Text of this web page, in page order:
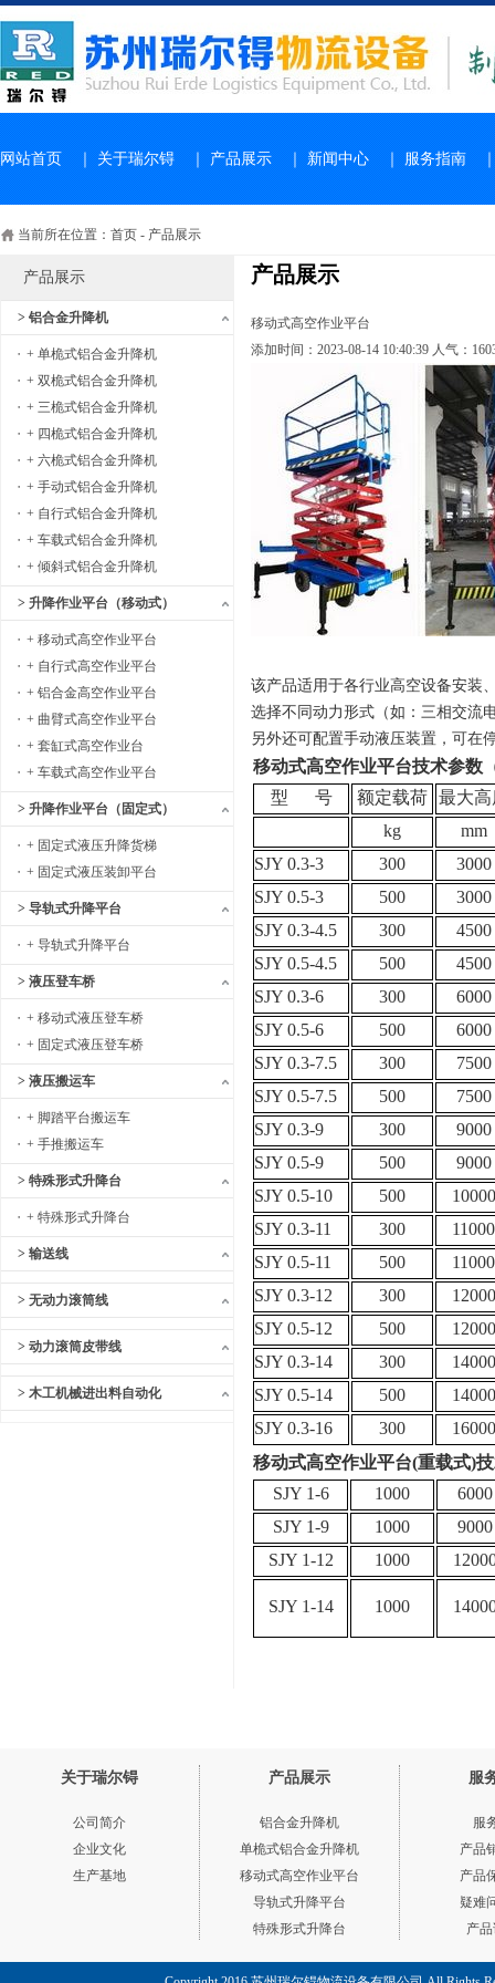
网站首页｜关于瑞尔锝｜产品展示｜新闻中心｜服务指南
当前所在位置： 首页 - 产品展示
产品展示
> 铝合金升降机
+ 单桅式铝合金升降机
+ 双桅式铝合金升降机
+ 三桅式铝合金升降机
+ 四桅式铝合金升降机
+ 六桅式铝合金升降机
+ 手动式铝合金升降机
+ 自行式铝合金升降机
+ 车载式铝合金升降机
+ 倾斜式铝合金升降机
> 升降作业平台（移动式）
+ 移动式高空作业平台
+ 自行式高空作业平台
+ 铝合金高空作业平台
+ 曲臂式高空作业平台
+ 套缸式高空作业台
+ 车载式高空作业平台
> 升降作业平台（固定式）
+ 固定式液压升降货梯
+ 固定式液压装卸平台
> 导轨式升降平台
+ 导轨式升降平台
> 液压登车桥
+ 移动式液压登车桥
+ 固定式液压登车桥
> 液压搬运车
+ 脚踏平台搬运车
+ 手推搬运车
> 特殊形式升降台
+ 特殊形式升降台
> 输送线
> 无动力滚筒线
> 动力滚筒皮带线
> 木工机械进出料自动化
产品展示
移动式高空作业平台
添加时间：2023-08-14 10:40:39 人气：
该产品适用于各行业高空设备安装
选择不同动力形式（如：三相交流
另外还可配置手动液压装置，可在
移动式高空作业平台技术参数
型 号
额定载荷 最大高
kg
mm
SJY 0.3-3
300
3000
SJY 0.5-3
500
3000
SJY 0.3-4.5
300
4500
SJY 0.5-4.5
500
4500
SJY 0.3-6
300
6000
SJY 0.5-6
500
6000
SJY 0.3-7.5
300
7500
SJY 0.5-7.5
500
7500
SJY 0.3-9
300
9000
SJY 0.5-9
500
9000
SJY 0.5-10
500
10000
SJY 0.3-11
300
11000
SJY 0.5-11
500
11000
SJY 0.3-12
300
12000
SJY 0.5-12
500
12000
SJY 0.3-14
300
14000
SJY 0.5-14
500
14000
SJY 0.3-16
300
16000
移动式高空作业平台(重载式)
SJY 1-6
1000
6000
SJY 1-9
1000
9000
SJY 1-12
1000
SJY 1-14 1000
关于瑞尔锝
公司简介
企业文化
生产基地
产品展示
铝合金升降机
单桅式铝合金升降机
移动式高空作业平台
导轨式升降平台
特殊形式升降台
服
服
产品
产品
疑难
产